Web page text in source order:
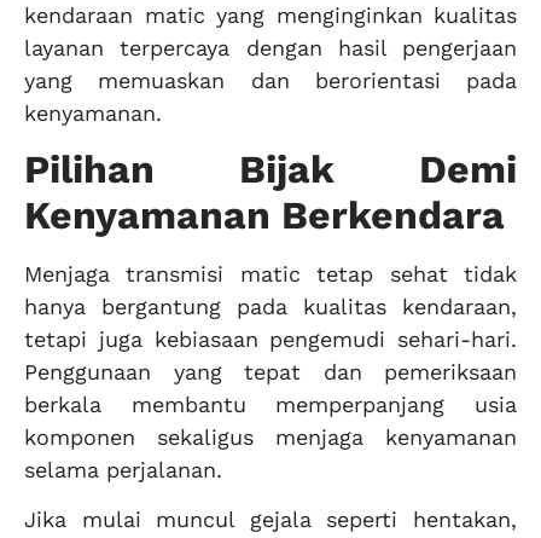
kendaraan matic yang menginginkan kualitas
layanan terpercaya dengan hasil pengerjaan
yang memuaskan dan berorientasi pada
kenyamanan.
Pilihan Bijak Demi
Kenyamanan Berkendara
Menjaga transmisi matic tetap sehat tidak
hanya bergantung pada kualitas kendaraan,
tetapi juga kebiasaan pengemudi sehari-hari.
Penggunaan yang tepat dan pemeriksaan
berkala membantu memperpanjang usia
komponen sekaligus menjaga kenyamanan
selama perjalanan.
Jika mulai muncul gejala seperti hentakan,